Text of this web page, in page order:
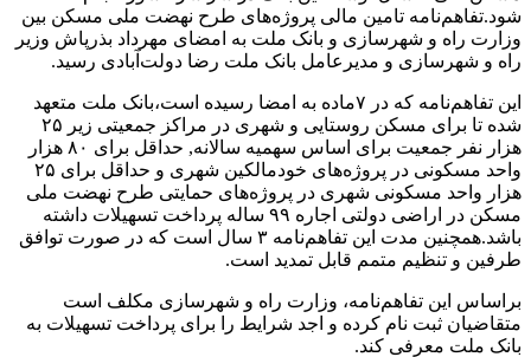
شود.تفاهم‌نامه تامین مالی پروژه‌های طرح نهضت ملی مسکن بین
وزارت راه و شهرسازی و بانک ملت به امضای مهرداد بذرپاش وزیر
راه و شهرسازی و مدیرعامل بانک ملت رضا دولت‌آبادی رسید.
این تفاهم‌نامه که در ۷ماده به امضا رسیده است،بانک ملت متعهد
شده تا برای مسکن روستایی و شهری در مراکز جمعیتی زیر ۲۵
هزار نفر جمعیت برای اساس سهمیه سالانه, حداقل برای ۸۰ هزار
واحد مسکونی در پروژه‌های خودمالکین شهری و حداقل برای ۲۵
هزار واحد مسکونی شهری در پروژه‌های حمایتی طرح نهضت ملی
مسکن در اراضی دولتی اجاره ۹۹ ساله پرداخت تسهیلات داشته
باشد.همچنین مدت این تفاهم‌نامه ۳ سال است که در صورت توافق
طرفین و تنظیم متمم قابل تمدید است.
براساس این تفاهم‌نامه، وزارت راه و شهرسازی مکلف است
متقاضیان ثبت نام کرده و اجد شرایط را برای پرداخت تسهیلات به
بانک ملت معرفی کند.